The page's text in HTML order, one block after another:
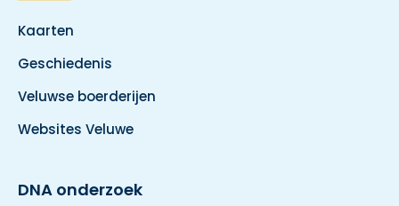
Kaarten
Geschiedenis
Veluwse boerderijen
Websites Veluwe
DNA onderzoek